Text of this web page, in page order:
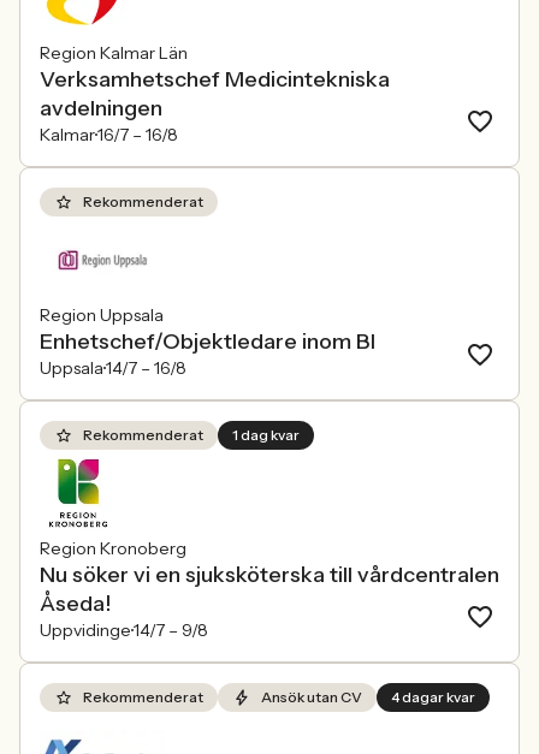
Region Kalmar Län
Verksamhetschef Medicintekniska
avdelningen
Kalmar16/7 – 16/8
Rekommenderat
Region Uppsala
Enhetschef/Objektledare inom BI
Uppsala14/7 – 16/8
Rekommenderat 1 dag kvar
Region Kronoberg
Nu söker vi en sjuksköterska till vårdcentralen
Åseda!
Uppvidinge14/7 – 9/8
Rekommenderat Ansök utan CV 4 dagar kvar